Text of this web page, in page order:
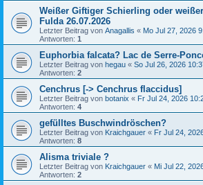
Weißer Giftiger Schierling oder
Fulda 26.07.2026
Letzter Beitrag von Anagallis « Mo Jul 27, 2026
Antworten: 1
Euphorbia falcata? Lac de Serre-
Letzter Beitrag von hegau « So Jul 26, 2026
Antworten: 2
Cenchrus [-> Cenchrus flaccidus]
Letzter Beitrag von botanix « Fr Jul 24, 2026
Antworten: 4
gefülltes Buschwindröschen?
Letzter Beitrag von Kraichgauer « Fr Jul 24,
Antworten: 8
Alisma triviale ?
Letzter Beitrag von Kraichgauer « Mi Jul 22,
Antworten: 2